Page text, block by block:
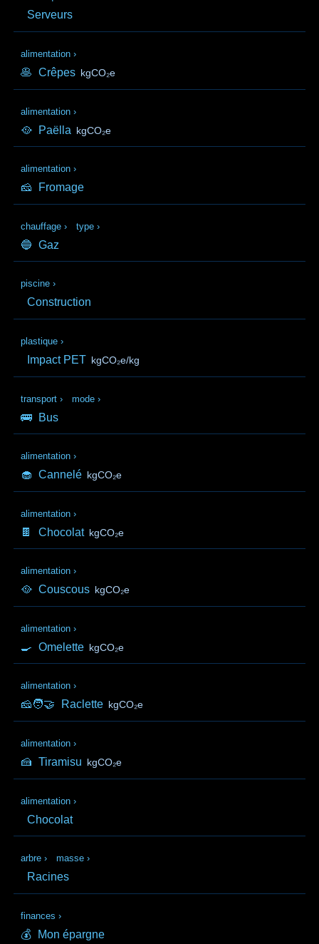
Serveurs
alimentation ›
🥞 Crêpes kgCO₂e
alimentation ›
🥘 Paëlla kgCO₂e
alimentation ›
🧀 Fromage
chauffage › type ›
🔵 Gaz
piscine ›
Construction
plastique ›
Impact PET kgCO₂e/kg
transport › mode ›
🚌 Bus
alimentation ›
🧁 Cannelé kgCO₂e
alimentation ›
🍫 Chocolat kgCO₂e
alimentation ›
🥘 Couscous kgCO₂e
alimentation ›
🍳 Omelette kgCO₂e
alimentation ›
🧀🧑‍🤝‍ Raclette kgCO₂e
alimentation ›
🍰 Tiramisu kgCO₂e
alimentation ›
Chocolat
arbre › masse ›
Racines
finances ›
💰 Mon épargne